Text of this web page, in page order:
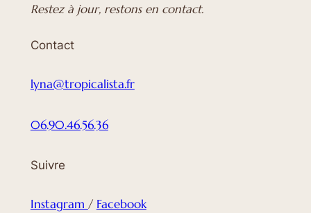
Restez à jour, restons en contact.
Contact
lyna@tropicalista.fr
06.90.46.56.36
Suivre
Instagram / Facebook